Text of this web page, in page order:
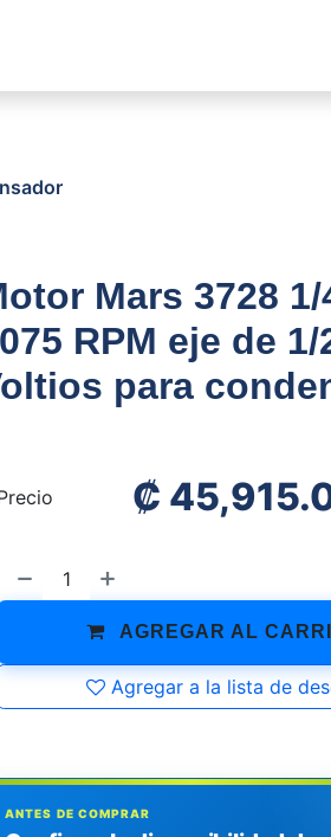
Mars 3728
RPM eje de
para
AGREGAR AL
Agregar a la lista de
₡
ANTES DE COMPRAR